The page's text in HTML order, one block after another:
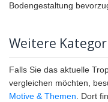
Bodengestaltung
Weitere
Falls Sie das aktuelle
vergleichen möchten,
Motive & Themen . Dort